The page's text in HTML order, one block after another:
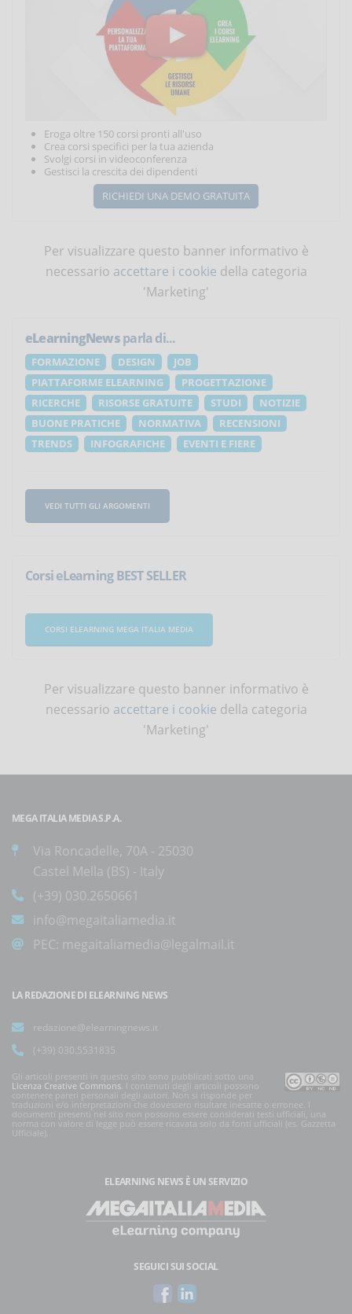
Eroga oltre 150 corsi pronti all'uso
Crea corsi specifici per la tua azienda
Svolgi corsi in videoconferenza
Gestisci la crescita dei dipendenti
RICHIEDI UNA DEMO GRATUITA
Per visualizzare questo banner informativo è
necessario accettare i cookie della categoria
'Marketing'
eLearningNewsparla di...
FORMAZIONE DESIGN
JOB
PIATTAFORME ELEARNING
PROGETTAZIONE
RICERCHE
RISORSE GRATUITE STUDI
NOTIZIE
BUONE PRATICHE
NORMATIVA
RECENSIONI
TRENDS
INFOGRAFICHE EVENTI E FIERE
VEDI TUTTI GLI ARGOMENTI
Corsi eLearning BEST SELLER
CORSI ELEARNING MEGA ITALIA MEDIA
Per visualizzare questo banner informativo è
necessario accettare i cookie della categoria
'Marketing'
MEGA ITALIA MEDIA S.P.A.
Via Roncadelle, 70A - 25030
Castel Mella (BS) - Italy
(+39) 030.2650661
info@megaitaliamedia.it
PEC: megaitaliamedia@legalmail.it
LA REDAZIONE DI ELEARNING NEWS
redazione@elearningnews.it
(+39) 030.5531835
Gli articoli presenti in questo sito sono pubblicati sotto una
Licenza Creative Commons. I contenuti degli articoli possono
contenere pareri personali degli autori. Non si risponde per
traduzioni e/o interpretazioni che dovessero risultare inesatte o erronee. I
documenti presenti nel sito non possono essere considerati testi ufficiali, una
norma con valore di legge può essere ricavata solo da fonti ufficiali (es. Gazzetta
Ufficiale).
ELEARNING NEWS È UN SERVIZIO
SEGUICI SUI SOCIAL